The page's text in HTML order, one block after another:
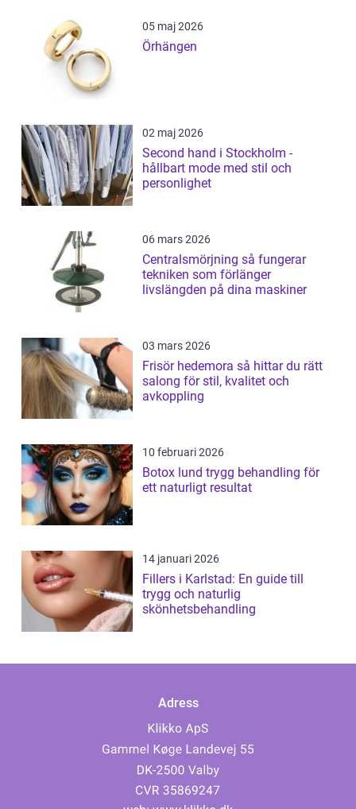
05 maj 2026
Örhängen
02 maj 2026
Second hand i Stockholm -
hållbart mode med stil och
personlighet
06 mars 2026
Centralsmörjning så fungerar
tekniken som förlänger
livslängden på dina maskiner
03 mars 2026
Frisör hedemora så hittar du rätt
salong för stil, kvalitet och
avkoppling
10 februari 2026
Botox lund trygg behandling för
ett naturligt resultat
14 januari 2026
Fillers i Karlstad: En guide till
trygg och naturlig
skönhetsbehandling
Adress